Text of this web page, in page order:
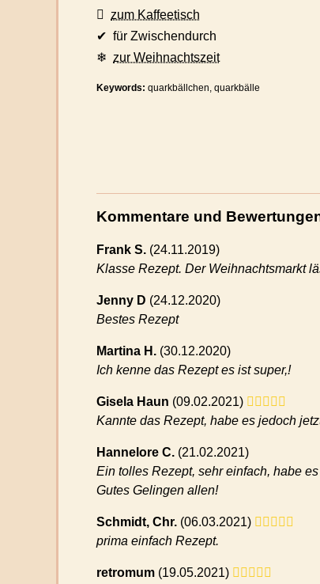
zum Kaffeetisch
✔ für Zwischendurch
❄zur Weihnachtszeit
Keywords: quarkbällchen, quarkbälle
Kommentare und
Frank S. (24.11.2019)
Klasse Rezept. Der Weihnachtsmarkt
Jenny D (24.12.2020)
Bestes Rezept
Martina H. (30.12.2020)
Ich kenne das Rezept es ist super,!
Gisela Haun (09.02.2021)
Kannte das Rezept, habe es jedoch
Hannelore C. (21.02.2021)
Ein tolles Rezept, sehr einfach, habe
Gutes Gelingen allen!
Schmidt, Chr. (06.03.2021)
prima einfach Rezept.
retromum (19.05.2021)